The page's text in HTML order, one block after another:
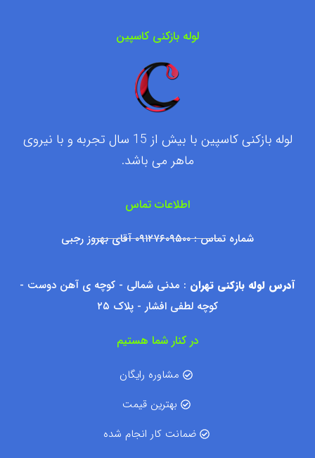
لوله بازکنی کاسپین
لوله بازکنی کاسپین با بیش از 15 سال تجربه و با نیروی
ماهر می باشد.
اطلاعات تماس
شماره تماس : ۰۹۱۲۷۶۰۹۵۰۰ آقای بهروز رجبی
آدرس لوله بازکنی تهران : مدنی شمالی - کوچه ی آهن دوست -
کوچه لطفی افشار - پلاک ۲۵
در کنار شما هستیم
مشاوره رایگان
بهترین قیمت
ضمانت کار انجام شده